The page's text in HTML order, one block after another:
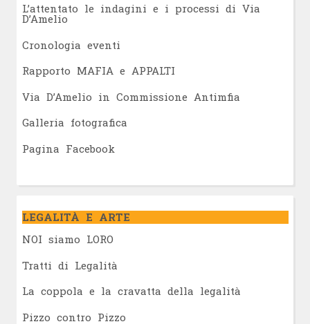
L’attentato le indagini e i processi di Via
D’Amelio
Cronologia eventi
Rapporto MAFIA e APPALTI
Via D’Amelio in Commissione Antimfia
Galleria fotografica
Pagina Facebook
LEGALITÀ E ARTE
NOI siamo LORO
Tratti di Legalità
La coppola e la cravatta della legalità
Pizzo contro Pizzo